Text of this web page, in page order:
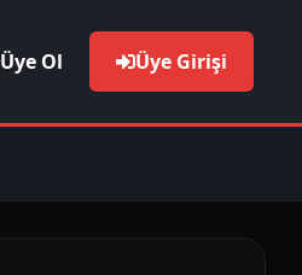
Üye Ol Üye Girişi